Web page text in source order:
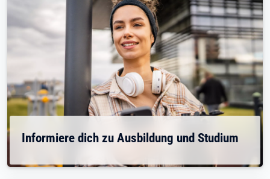
Informiere dich zu Ausbildung und Studium